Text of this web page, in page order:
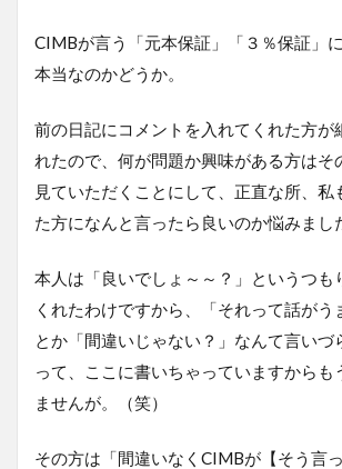
CIMBが言う「元本保証」「３％保証」
本当なのかどうか。
前の日記にコメントを入れてくれた方が
れたので、何が問題か興味がある方はそ
見ていただくことにして、正直な所、私
た方になんと言ったら良いのか悩みまし
本人は「良いでしょ～～？」というつも
くれたわけですから、「それって話がう
とか「間違いじゃない？」なんて言いづ
って、ここに書いちゃっていますからも
ませんが。（笑）
その方は「間違いなくCIMBが【そう言